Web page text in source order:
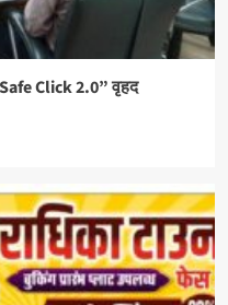
Click 2.0” वृहद